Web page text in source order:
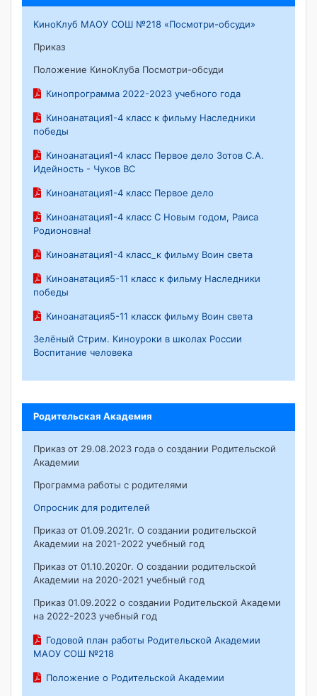
КиноКлуб МАОУ СОШ №218 «Посмотри-обсуди»
Приказ
Положение КиноКлуба Посмотри-обсуди
Кинопрограмма 2022-2023 учебного года
Киноанатация1-4 класс к фильму Наследники
победы
Киноанатация1-4 класс Первое дело Зотов С.А.
Идейность - Чуков ВС
Киноанатация1-4 класс Первое дело
Киноанатация1-4 класс С Новым годом, Раиса
Родионовна!
Киноанатация1-4 класс_к фильму Воин света
Киноанатация5-11 класс к фильму Наследники
победы
Киноанатация5-11 класск фильму Воин света
Зелёный Стрим. Киноуроки в школах России
Воспитание человека
Родительская Академия
Приказ от 29.08.2023 года о создании Родительской
Академии
Программа работы с родителями
Опросник для родителей
Приказ от 01.09.2021г. О создании родительской
Академии на 2021-2022 учебный год
Приказ от 01.10.2020г. О создании родительской
Академии на 2020-2021 учебный год
Приказ 01.09.2022 о создании Родительской Академи
на 2022-2023 учебный год
Годовой план работы Родительской Академии
МАОУ СОШ №218
Положение о Родительской Академии